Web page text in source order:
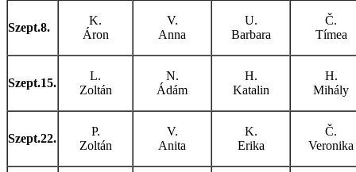
Szept.8.
K.
Áron
V.
Anna
U.
Barbara
Č.
Tímea
Szept.15.
L.
Zoltán
N.
Ádám
H.
Katalin
H.
Mihály
Szept.22.
P.
Zoltán
V.
Anita
K.
Erika
Č.
Veronika